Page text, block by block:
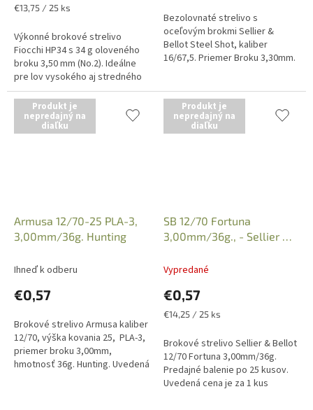
Jednotková
€13,75 / 25 ks
Výkonné brokové strelivo
Fiocchi HP34 s 34 g oloveného
broku 3,50 mm (No.2). Ideálne
pre lov vysokého aj stredného
vtáctva, spoľahlivú energiu a
vysokú rýchlosť. Istota výkonu
v...
Bezolovnaté strelivo s
oceľovým brokmi Sellier &
Bellot Steel Shot, kaliber
16/67,5. Priemer Broku 3,30mm.
predložení...
Produkt je
nepredajný na
diaľku
Armusa 12/70-25 PLA-3,
3,00mm/36g. Hunting
Ihneď k odberu
€0,57
Brokové strelivo Armusa kaliber
12/70, výška kovania 25, PLA-3,
priemer broku 3,00mm,
hmotnosť 36g. Hunting. Uvedená
Produkt je
nepredajný na
diaľku
SB 12/70 Fortuna
3,00mm/36g., - Sellier &
Vypredané
€0,57
Jednotková
€14,25 / 25 ks
Brokové strelivo Sellier & Bellot
12/70 Fortuna 3,00mm/36g.
Predajné balenie po 25 kusov.
Uvedená cena je za 1 kus